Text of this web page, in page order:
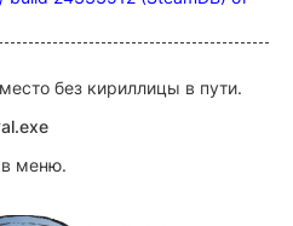
без кириллицы в пути.
в меню.